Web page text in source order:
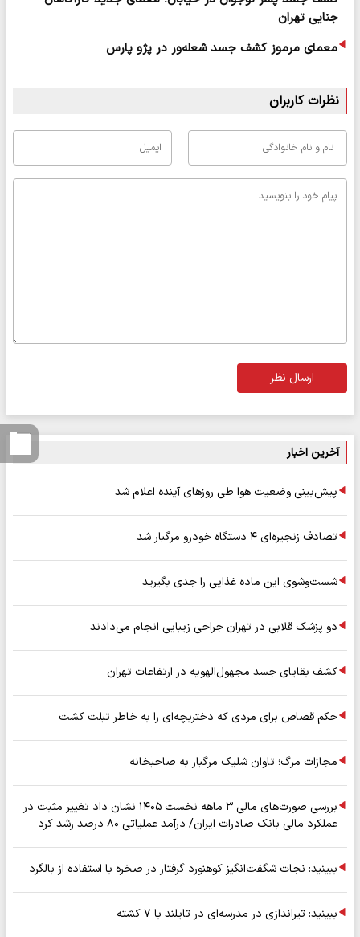
جنایی تهران
معمای مرموز کشف جسد شعله‌ور در پژو پارس
نظرات کاربران
ارسال نظر
آخرین اخبار
پیش‌بینی وضعیت هوا طی روزهای آینده اعلام شد
تصادف زنجیره‌ای ۴ دستگاه خودرو مرگبار شد
شست‌وشوی این ماده غذایی را جدی بگیرید
دو پزشک قلابی در تهران جراحی زیبایی انجام می‌دادند
کشف بقایای جسد مجهول‌الهویه در ارتفاعات تهران
حکم قصاص برای مردی که دختربچه‌ای را به خاطر تبلت کشت
مجازات مرگ؛ تاوان شلیک مرگبار به صاحبخانه
بررسی صورت‌های مالی ۳ ماهه نخست ۱۴۰۵ نشان داد تغییر مثبت در
عملکرد مالی بانک صادرات ایران/ درآمد عملیاتی ۸۰ درصد رشد کرد
ببینید: نجات شگفت‌انگیز کوهنورد گرفتار در صخره با استفاده از بالگرد
ببینید: تیراندازی در مدرسه‌ای در تایلند با ۷ کشته